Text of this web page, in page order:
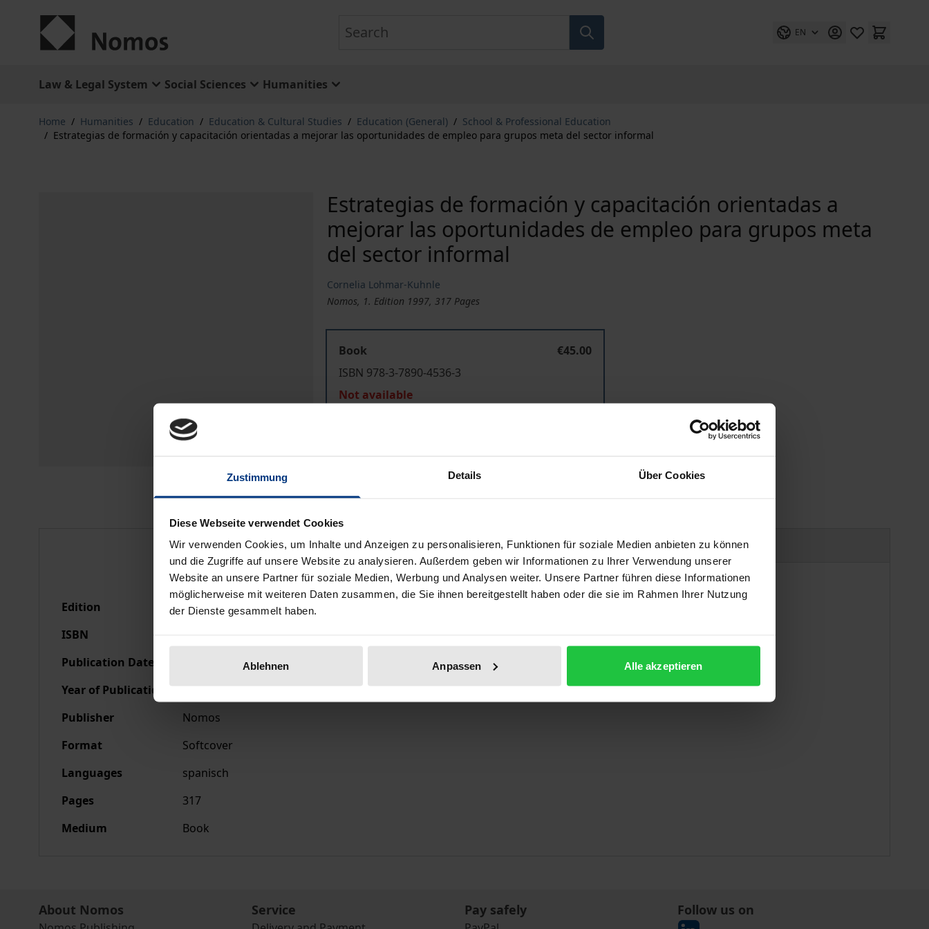
Zustimmung Details Über Cookies
Diese Webseite verwendet Cookies
Wir verwenden Cookies, um Inhalte und Anzeigen zu personalisieren, Funktionen für soziale Medien anbieten zu können
und die Zugriffe auf unsere Website zu analysieren. Außerdem geben wir Informationen zu Ihrer Verwendung unserer
Website an unsere Partner für soziale Medien, Werbung und Analysen weiter. Unsere Partner führen diese Informationen
möglicherweise mit weiteren Daten zusammen, die Sie ihnen bereitgestellt haben oder die sie im Rahmen Ihrer Nutzung
der Dienste gesammelt haben.
Ablehnen Anpassen Alle akzeptieren
EN
Law & Legal System Social Sciences Humanities
Home / Humanities / Education / Education & Cultural Studies / Education (General) / School & Professional Education
/ Estrategias de formación y capacitación orientadas a mejorar las oportunidades de empleo para grupos meta del sector informal
Estrategias de formación y capacitación orientadas a
mejorar las oportunidades de empleo para grupos meta
del sector informal
Cornelia Lohmar-Kuhnle
Nomos, 1. Edition 1997, 317 Pages
Book
€45.00
ISBN 978-3-7890-4536-3
Not available
Bibliographical data Product safety information
Edition
1
ISBN
Publication Date
May 15, 1997
Year of Publication
1997
Publisher
Nomos
Format
Softcover
Languages
spanisch
Pages
317
Medium
Book
About Nomos Service Pay safely Follow us on